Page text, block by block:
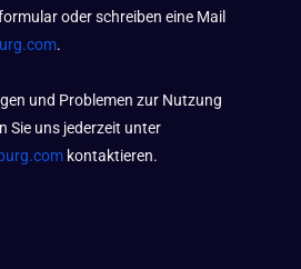
oder schreiben eine Mail
.
und Problemen zur Nutzung
Sie uns jederzeit unter
kontaktieren.